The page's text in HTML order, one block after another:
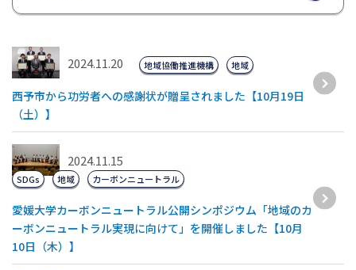
2024.11.20
西予市から功労者への感謝状が贈呈されました【10月19日
（土）】
地域協働推進機構 地域
2024.11.15
愛媛大学カーボンニュートラル公開シンポジウム「地域のカ
ーボンニュートラル実現に向けて」を開催しました【10月
10日（木）】
SDGs 地域 カーボンニュートラル